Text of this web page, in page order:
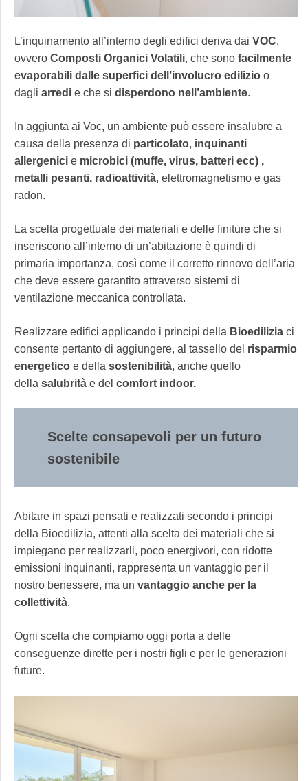
L’inquinamento all’interno degli edifici deriva dai VOC,
ovvero Composti Organici Volatili, che sono facilmente
evaporabili dalle superfici dell’involucro edilizio o
dagli arredi e che si disperdono nell’ambiente.
In aggiunta ai Voc, un ambiente può essere insalubre a
causa della presenza di particolato, inquinanti
allergenici e microbici (muffe, virus, batteri ecc) ,
metalli pesanti, radioattività, elettromagnetismo e gas
radon.
La scelta progettuale dei materiali e delle finiture che si
inseriscono all’interno di un’abitazione è quindi di
primaria importanza, così come il corretto rinnovo dell’aria
che deve essere garantito attraverso sistemi di
ventilazione meccanica controllata.
Realizzare edifici applicando i principi della Bioedilizia ci
consente pertanto di aggiungere, al tassello del risparmio
energetico e della sostenibilità, anche quello
della salubrità e del comfort indoor.
Scelte consapevoli per un futuro
sostenibile
Abitare in spazi pensati e realizzati secondo i principi
della Bioedilizia, attenti alla scelta dei materiali che si
impiegano per realizzarli, poco energivori, con ridotte
emissioni inquinanti, rappresenta un vantaggio per il
nostro benessere, ma un vantaggio anche per la
collettività.
Ogni scelta che compiamo oggi porta a delle
conseguenze dirette per i nostri figli e per le generazioni
future.